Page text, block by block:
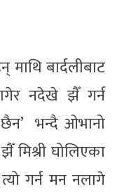
माथि बार्दलीबाट
नदेखे झैँ गर्न
भन्दै ओभानो
मिश्री घोलिएका
गर्न मन नलागे